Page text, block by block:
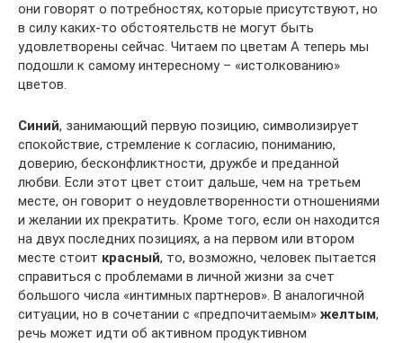
они говорят о потребностях, которые присутствуют, но
в силу каких-то обстоятельств не могут быть
удовлетворены сейчас. Читаем по цветам А теперь мы
подошли к самому интересному – «истолкованию»
цветов.
Синий, занимающий первую позицию, символизирует
спокойствие, стремление к согласию, пониманию,
доверию, бесконфликтности, дружбе и преданной
любви. Если этот цвет стоит дальше, чем на третьем
месте, он говорит о неудовлетворенности отношениями
и желании их прекратить. Кроме того, если он находится
на двух последних позициях, а на первом или втором
месте стоит красный, то, возможно, человек пытается
справиться с проблемами в личной жизни за счет
большого числа «интимных партнеров». В аналогичной
ситуации, но в сочетании с «предпочитаемым» желтым,
речь может идти об активном продуктивном